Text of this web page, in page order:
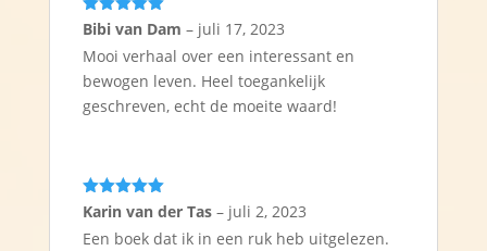
Gewaardeerd
5uit 5
Bibi van Dam – juli 17, 2023
Mooi verhaal over een interessant en
bewogen leven. Heel toegankelijk
geschreven, echt de moeite waard!
Gewaardeerd
5uit 5
Karin van der Tas – juli 2, 2023
Een boek dat ik in een ruk heb uitgelezen.